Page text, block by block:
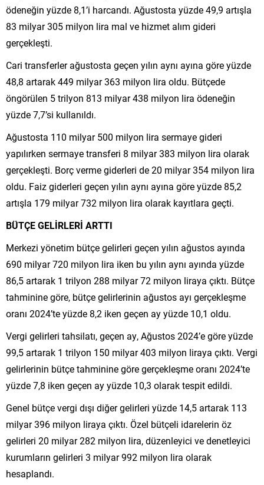
ödeneğin yüzde 8,1’i harcandı. Ağustosta yüzde 49,9 artışla
83 milyar 305 milyon lira mal ve hizmet alım gideri
gerçekleşti.
Cari transferler ağustosta geçen yılın aynı ayına göre yüzde
48,8 artarak 449 milyar 363 milyon lira oldu. Bütçede
öngörülen 5 trilyon 813 milyar 438 milyon lira ödeneğin
yüzde 7,7’si kullanıldı.
Ağustosta 110 milyar 500 milyon lira sermaye gideri
yapılırken sermaye transferi 8 milyar 383 milyon lira olarak
gerçekleşti. Borç verme giderleri de 20 milyar 354 milyon lira
oldu. Faiz giderleri geçen yılın aynı ayına göre yüzde 85,2
artışla 179 milyar 732 milyon lira olarak kayıtlara geçti.
BÜTÇE GELİRLERİ ARTTI
Merkezi yönetim bütçe gelirleri geçen yılın ağustos ayında
690 milyar 720 milyon lira iken bu yılın aynı ayında yüzde
86,5 artarak 1 trilyon 288 milyar 72 milyon liraya çıktı. Bütçe
tahminine göre, bütçe gelirlerinin ağustos ayı gerçekleşme
oranı 2024’te yüzde 8,2 iken geçen ay yüzde 10,1 oldu.
Vergi gelirleri tahsilatı, geçen ay, Ağustos 2024’e göre yüzde
99,5 artarak 1 trilyon 150 milyar 403 milyon liraya çıktı. Vergi
gelirlerinin bütçe tahminine göre gerçekleşme oranı 2024’te
yüzde 7,8 iken geçen ay yüzde 10,3 olarak tespit edildi.
Genel bütçe vergi dışı diğer gelirleri yüzde 14,5 artarak 113
milyar 396 milyon liraya çıktı. Özel bütçeli idarelerin öz
gelirleri 20 milyar 282 milyon lira, düzenleyici ve denetleyici
kurumların gelirleri 3 milyar 992 milyon lira olarak
hesaplandı.